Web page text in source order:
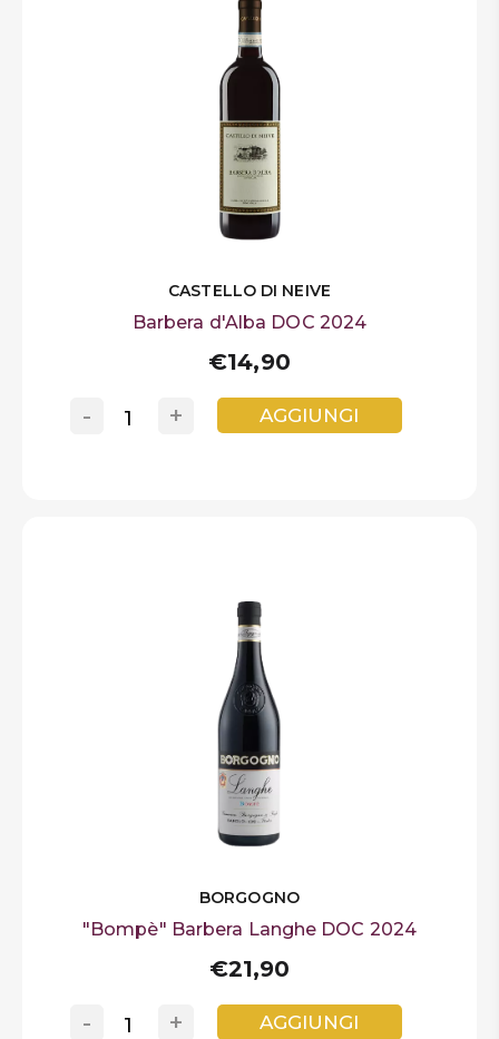
CASTELLO DI NEIVE
Barbera d'Alba DOC 2024
€14,90
+
- AGGIUNGI
BORGOGNO
"Bompè" Barbera Langhe DOC 2024
€21,90
+
- AGGIUNGI